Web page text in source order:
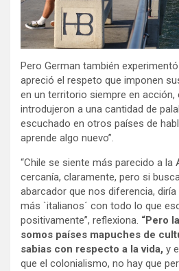
Pero German también
apreció el respeto que imponen
en un territorio siempre en
introdujeron a una cantidad de
escuchado en otros países de
aprende algo nuevo”.
“Chile se siente más parecido a la
cercanía, claramente, pero si
abarcador que nos diferencia,
más `italianos´ con todo lo que
positivamente”, reflexiona. “Pero
somos países mapuches de
sabias con respecto a la vida, y
que el colonialismo, no hay que